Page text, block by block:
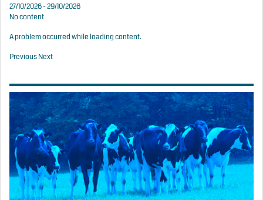
27/10/2026 - 29/10/2026
No content
A problem occurred while loading content.
PreviousNext